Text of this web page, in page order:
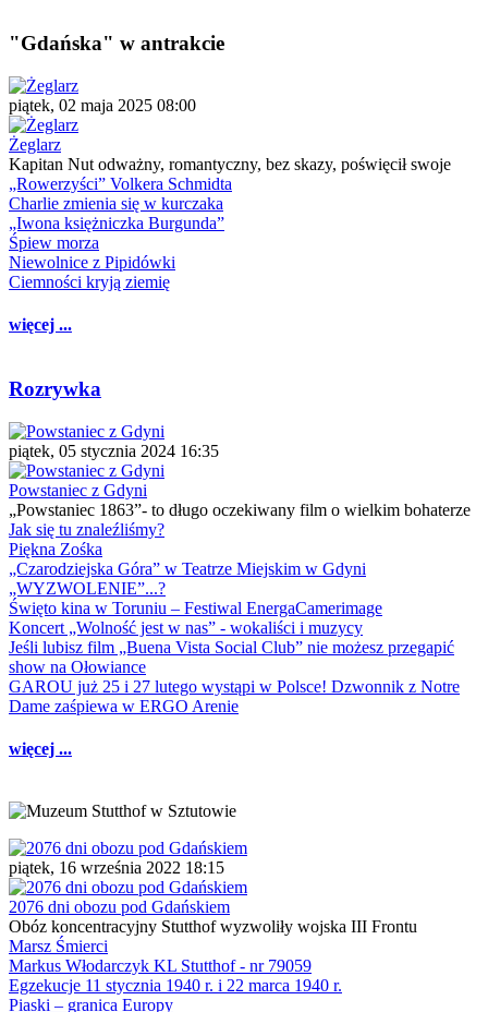
"Gdańska" w antrakcie
piątek, 02 maja 2025 08:00
Żeglarz
Kapitan Nut odważny, romantyczny, bez skazy, poświęcił swoje
„Rowerzyści” Volkera Schmidta
Charlie zmienia się w kurczaka
„Iwona księżniczka Burgunda”
Śpiew morza
Niewolnice z Pipidówki
Ciemności kryją ziemię
więcej ...
Rozrywka
piątek, 05 stycznia 2024 16:35
Powstaniec z Gdyni
„Powstaniec 1863”- to długo oczekiwany film o wielkim bohaterze
Jak się tu znaleźliśmy?
Piękna Zośka
„Czarodziejska Góra” w Teatrze Miejskim w Gdyni
„WYZWOLENIE”...?
Święto kina w Toruniu – Festiwal EnergaCamerimage
Koncert „Wolność jest w nas” - wokaliści i muzycy
Jeśli lubisz film „Buena Vista Social Club” nie możesz przegapić
show na Ołowiance
GAROU już 25 i 27 lutego wystąpi w Polsce! Dzwonnik z Notre
Dame zaśpiewa w ERGO Arenie
więcej ...
piątek, 16 września 2022 18:15
2076 dni obozu pod Gdańskiem
Obóz koncentracyjny Stutthof wyzwoliły wojska III Frontu
Marsz Śmierci
Markus Włodarczyk KL Stutthof - nr 79059
Egzekucje 11 stycznia 1940 r. i 22 marca 1940 r.
Piaski – granica Europy